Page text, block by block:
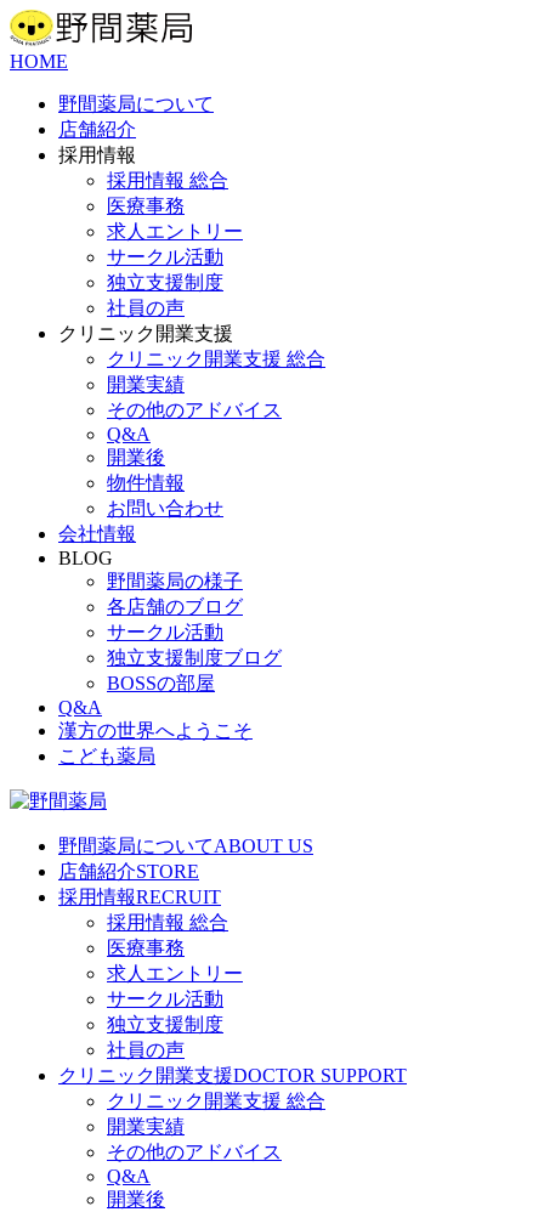
HOME
野間薬局について
店舗紹介
採用情報
採用情報 総合
医療事務
求人エントリー
サークル活動
独立支援制度
社員の声
クリニック開業支援
クリニック開業支援 総合
開業実績
その他のアドバイス
Q&A
開業後
物件情報
お問い合わせ
会社情報
BLOG
野間薬局の様子
各店舗のブログ
サークル活動
独立支援制度ブログ
BOSSの部屋
Q&A
漢方の世界へようこそ
こども薬局
野間薬局についてABOUT US
店舗紹介STORE
採用情報RECRUIT
採用情報 総合
医療事務
求人エントリー
サークル活動
独立支援制度
社員の声
クリニック開業支援DOCTOR SUPPORT
クリニック開業支援 総合
開業実績
その他のアドバイス
Q&A
開業後